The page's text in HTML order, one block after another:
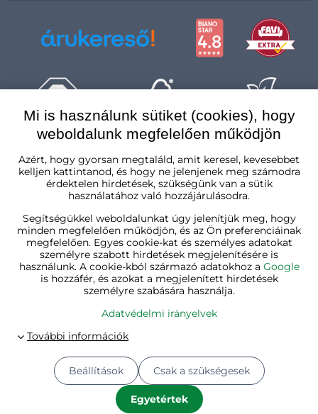
© 2026 Jurhan.hu 💚 | Minden jog fenntartva
Adatvédelmi beállítások
Adatvédelmi irányelvek
A megrendelés állapota
Mi is használunk sütiket (cookies), hogy
weboldalunk megfelelően működjön
Azért, hogy gyorsan megtaláld, amit keresel, kevesebbet
kelljen kattintanod, és hogy ne jelenjenek meg számodra
érdektelen hirdetések, szükségünk van a sütik
használatához való hozzájárulásodra.
Segítségükkel weboldalunkat úgy jelenítjük meg, hogy
minden megfelelően működjön, és az Ön preferenciáinak
megfelelően. Egyes cookie-kat és személyes adatokat
személyre szabott hirdetések megjelenítésére is
használunk. A cookie-kból származó adatokhoz a Google
is hozzáfér, és azokat a megjelenített hirdetések
személyre szabására használja.
Adatvédelmi irányelvek
Beállítások
Egyetértek
Csak a szükségesek